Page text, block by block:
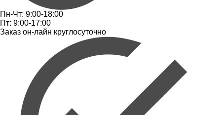
Пн-Чт: 9:00-18:00
Пт: 9:00-17:00
Заказ он-лайн круглосуточно